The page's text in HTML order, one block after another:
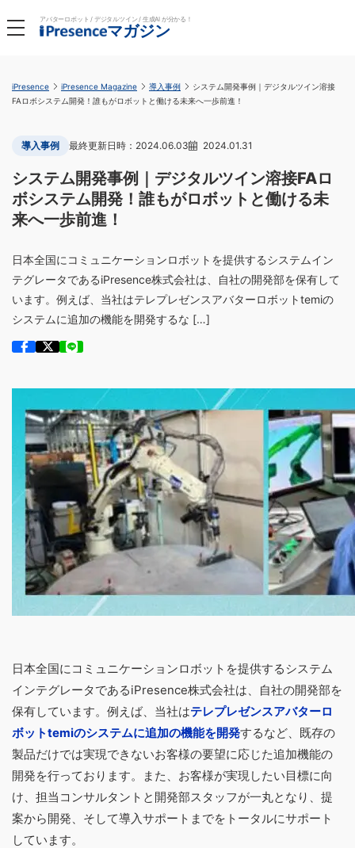
アバターロボット / デジタルツイン / 生成AI が分かる！
マガジン
iPresence iPresence Magazine 導入事例
システム開発事例｜デジタルツイン溶接
FAロボシステム開発！誰もがロボットと働ける未来へ一歩前進！
導入事例 2024.06.03 2024.01.31
システム開発事例｜デジタルツイン溶接FAロ
ボシステム開発！誰もがロボットと働ける未
来へ一歩前進！
日本全国にコミュニケーションロボットを提供するシステムイン
テグレータであるiPresence株式会社は、自社の開発部を保有して
います。例えば、当社はテレプレゼンスアバターロボットtemiの
システムに追加の機能を開発するな […]
日本全国にコミュニケーションロボットを提供するシステム
インテグレータであるiPresence株式会社は、自社の開発部を
保有しています。例えば、当社はテレプレゼンスアバターロ
ボットtemiのシステムに追加の機能を開発するなど、既存の
製品だけでは実現できないお客様の要望に応じた追加機能の
開発を行っております。また、お客様が実現したい目標に向
け、担当コンサルタントと開発部スタッフが一丸となり、提
案から開発、そして導入サポートまでをトータルにサポート
しています。